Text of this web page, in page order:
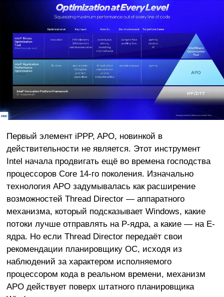
Первый элемент iPPP, APO, новинкой в
действительности не является. Этот инструмент
Intel начала продвигать ещё во времена господства
процессоров Core 14-го поколения. Изначально
технология APO задумывалась как расширение
возможностей Thread Director — аппаратного
механизма, который подсказывает Windows, какие
потоки лучше отправлять на P-ядра, а какие — на E-
ядра. Но если Thread Director передаёт свои
рекомендации планировщику ОС, исходя из
наблюдений за характером исполняемого
процессором кода в реальном времени, механизм
APO действует поверх штатного планировщика